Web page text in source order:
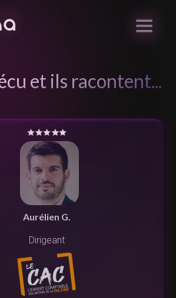
et ils racontent...
Aurélien G.
Dirigeant